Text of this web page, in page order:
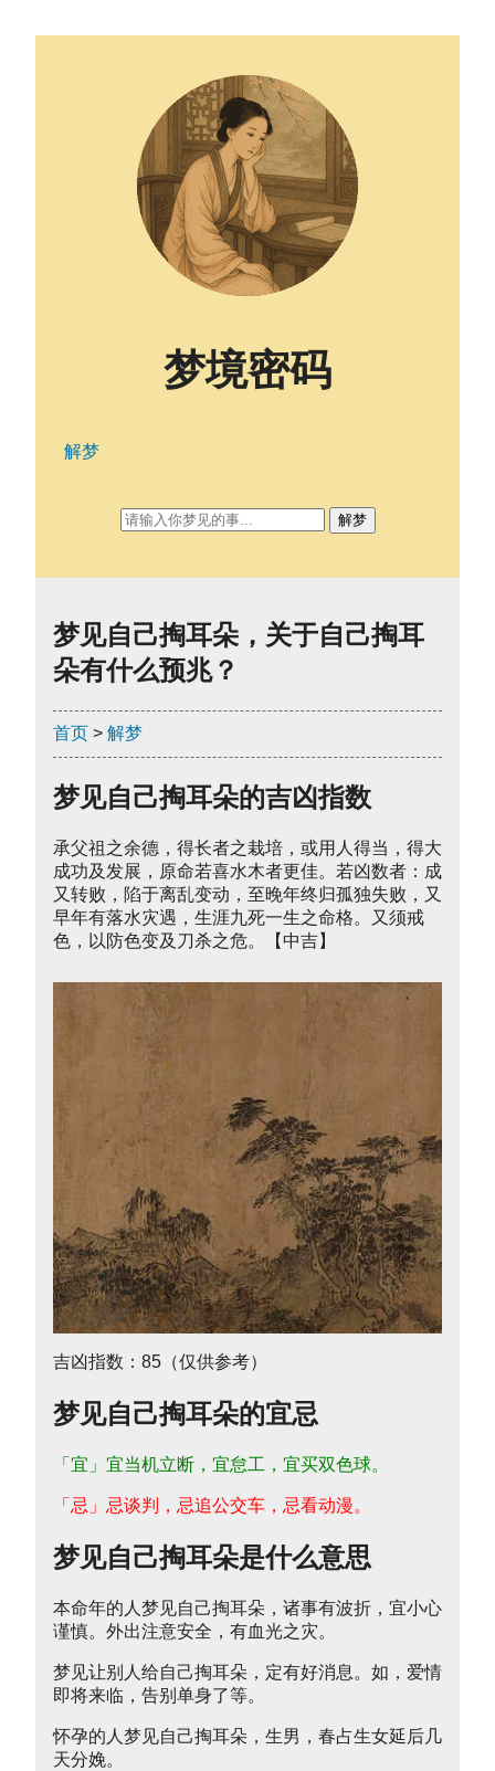
梦见自己掏耳朵，关于自己掏耳
朵有什么预兆？
首页 > 解梦
梦见自己掏耳朵的吉凶指数
承父祖之余德，得长者之栽培，或用人得当，得大
成功及发展，原命若喜水木者更佳。若凶数者：成
又转败，陷于离乱变动，至晚年终归孤独失败，又
早年有落水灾遇，生涯九死一生之命格。又须戒
色，以防色变及刀杀之危。【中吉】
吉凶指数：85（仅供参考）
梦见自己掏耳朵的宜忌
「宜」宜当机立断，宜怠工，宜买双色球。
「忌」忌谈判，忌追公交车，忌看动漫。
梦见自己掏耳朵是什么意思
本命年的人梦见自己掏耳朵，诸事有波折，宜小心
谨慎。外出注意安全，有血光之灾。
梦见让别人给自己掏耳朵，定有好消息。如，爱情
即将来临，告别单身了等。
怀孕的人梦见自己掏耳朵，生男，春占生女延后几
天分娩。
梦境密码
解梦
解梦